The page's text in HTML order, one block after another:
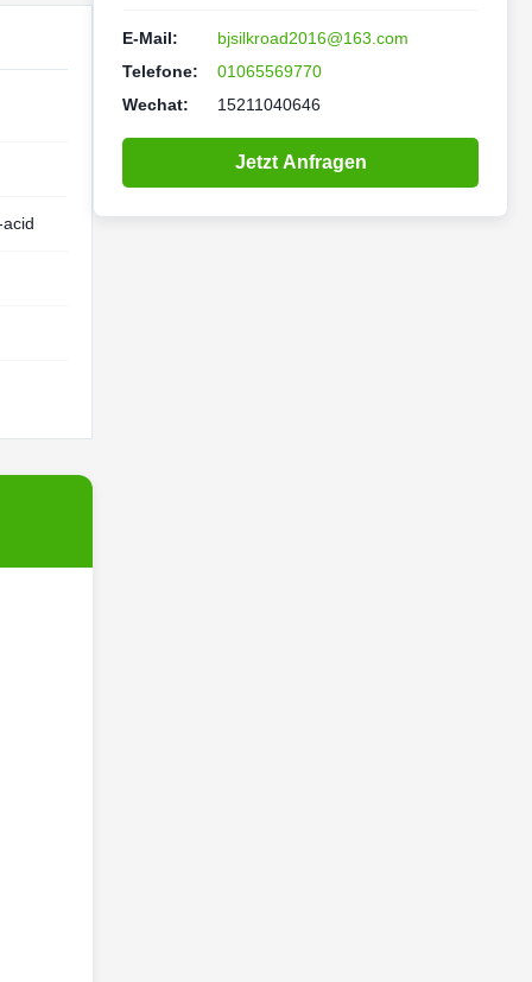
E-Mail:
bjsilkroad2016@163.com
Telefone:
01065569770
Wechat:
15211040646
Jetzt Anfragen